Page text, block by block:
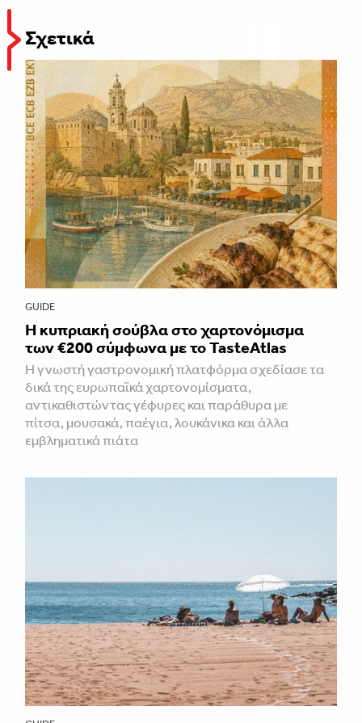
Σχετικά
GUIDE
Η κυπριακή σούβλα στο χαρτονόμισμα
των €200 σύμφωνα με το TasteAtlas
Η γνωστή γαστρονομική πλατφόρμα σχεδίασε τα
δικά της ευρωπαϊκά χαρτονομίσματα,
αντικαθιστώντας γέφυρες και παράθυρα με
πίτσα, μουσακά, παέγια, λουκάνικα και άλλα
εμβληματικά πιάτα